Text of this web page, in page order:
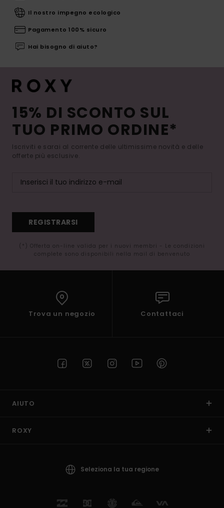
Il nostro impegno ecologico
Pagamento 100% sicuro
Hai bisogno di aiuto?
15% DI SCONTO SUL
TUO PRIMO ORDINE*
Iscriviti e sarai al corrente delle ultimissime novità e delle
offerte più esclusive.
REGISTRARSI
(*) Offerta on-line valida per i nuovi membri - Le condizioni
complete sono disponibili nella mail di benvenuto
Trova un negozio Contattaci
AIUTO
ROXY
Seleziona la tua regione